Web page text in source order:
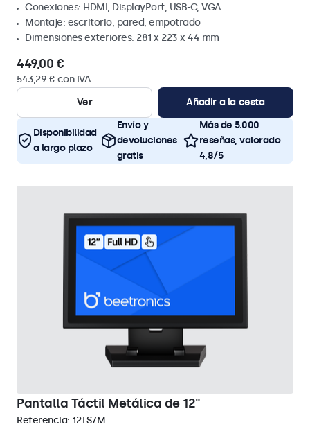
Conexiones: HDMI, DisplayPort, USB-C, VGA
Montaje: escritorio, pared, empotrado
Dimensiones exteriores: 281 x 223 x 44 mm
449,00 €
543,29 € con IVA
Ver
Añadir a la cesta
Disponibilidad
a largo plazo
Envío y
devoluciones
gratis
Más de 5.000
reseñas, valorado
4,8/5
Pantalla Táctil Metálica de 12"
Referencia: 12TS7M